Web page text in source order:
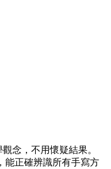
念，不用懷疑結果。
能正確辨識所有手寫方